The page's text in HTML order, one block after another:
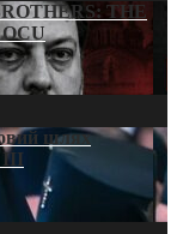
THE
шлях
III